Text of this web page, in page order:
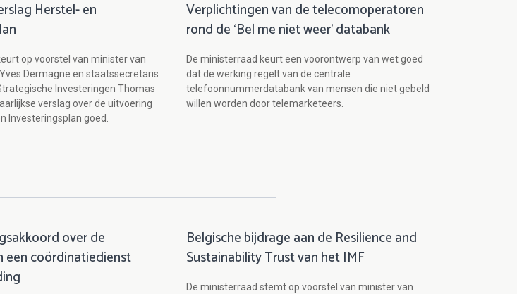
Herstel- en
op voorstel van minister van
Dermagne en staatssecretaris
Investeringen Thomas
verslag over de uitvoering
Investeringsplan goed.
Verplichtingen van de telecomoperatoren
rond de ‘Bel me niet weer’ databank
De ministerraad keurt een voorontwerp van wet goed
dat de werking regelt van de centrale
telefoonnummerdatabank van mensen die niet gebeld
willen worden door telemarketeers.
over de
een coördinatiedienst
Belgische bijdrage aan de Resilience and
Sustainability Trust van het IMF
De ministerraad stemt op voorstel van minister van